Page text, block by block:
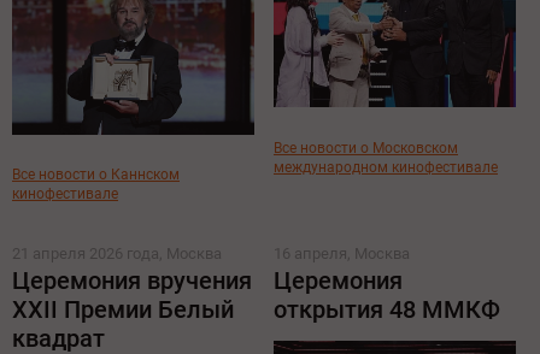
Все новости о Каннском
кинофестивале
Все новости о Московском
международном кинофестивале
21 апреля 2026 года, Москва
Церемония вручения
XXII Премии Белый
квадрат
16 апреля, Москва
Церемония
открытия 48 ММКФ